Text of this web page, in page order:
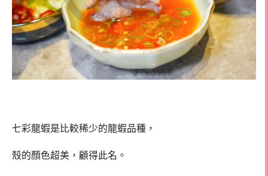
七彩龍蝦是比較稀少的龍蝦品種，
殼的顏色超美，顧得此名。